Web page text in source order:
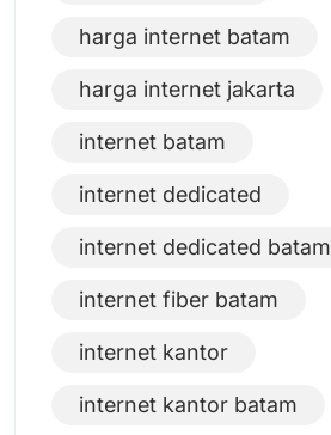
harga internet batam
harga internet jakarta
internet batam
internet dedicated
internet dedicated batam
internet fiber batam
internet kantor
internet kantor batam